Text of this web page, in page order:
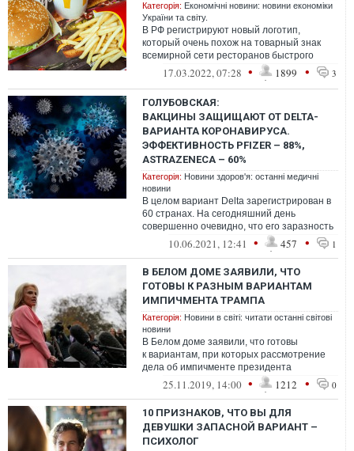
Категорія: Економічні новини: новини економіки
України та світу.
В РФ регистрируют новый логотип,
который очень похож на товарный знак
всемирной сети ресторанов быстрого
питания.17.03.2022, 07:28 • 1899 • 3
ГОЛУБОВСКАЯ:
ВАКЦИНЫ ЗАЩИЩАЮТ ОТ DELTA-
ВАРИАНТА КОРОНАВИРУСА.
ЭФФЕКТИВНОСТЬ PFIZER – 88%,
ASTRAZENECA – 60%
Категорія: Новини здоров'я: останні медичні
новини
В целом вариант Delta зарегистрирован в
60 странах. На сегодняшний день
совершенно очевидно, что его заразность
выше, чем у альфа-варианта дикого типа...
10.06.2021, 12:41 • 457 • 1
В БЕЛОМ ДОМЕ ЗАЯВИЛИ, ЧТО
ГОТОВЫ К РАЗНЫМ ВАРИАНТАМ
ИМПИЧМЕНТА ТРАМПА
Категорія: Новини в світі: читати останні світові
новини
В Белом доме заявили, что готовы
к вариантам, при которых рассмотрение
дела об импичменте президента
США Дональда Трампа дойдет до Сената
25.11.2019, 14:00 • 1212 • 0
10 ПРИЗНАКОВ, ЧТО ВЫ ДЛЯ
ДЕВУШКИ ЗАПАСНОЙ ВАРИАНТ –
ПСИХОЛОГ